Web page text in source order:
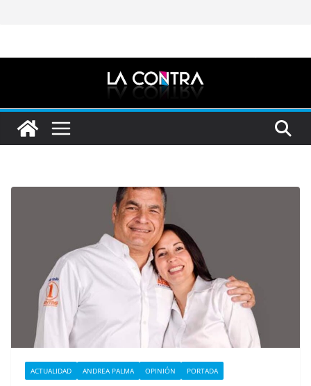
ACTUALIDAD ANDREA PALMA OPINIÓN PORTADA